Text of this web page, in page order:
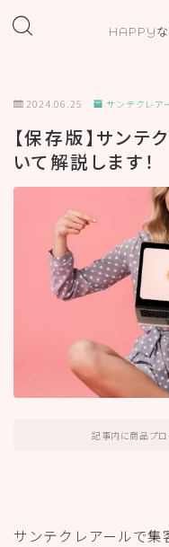
HAPPYな
プロフィール
お問い合わせ
カテゴリー
2024.06.25 サンテクレア
【保存版】サン
いて解説します！
記事内に商品プ
サンテクレアールで集